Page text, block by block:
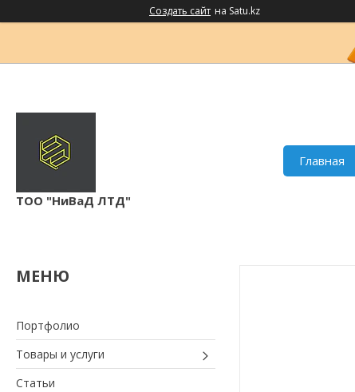
Создать сайт на Satu.kz
ТОО "НиВаД ЛТД"
Главная
Портфолио
Товары и услуги
Статьи